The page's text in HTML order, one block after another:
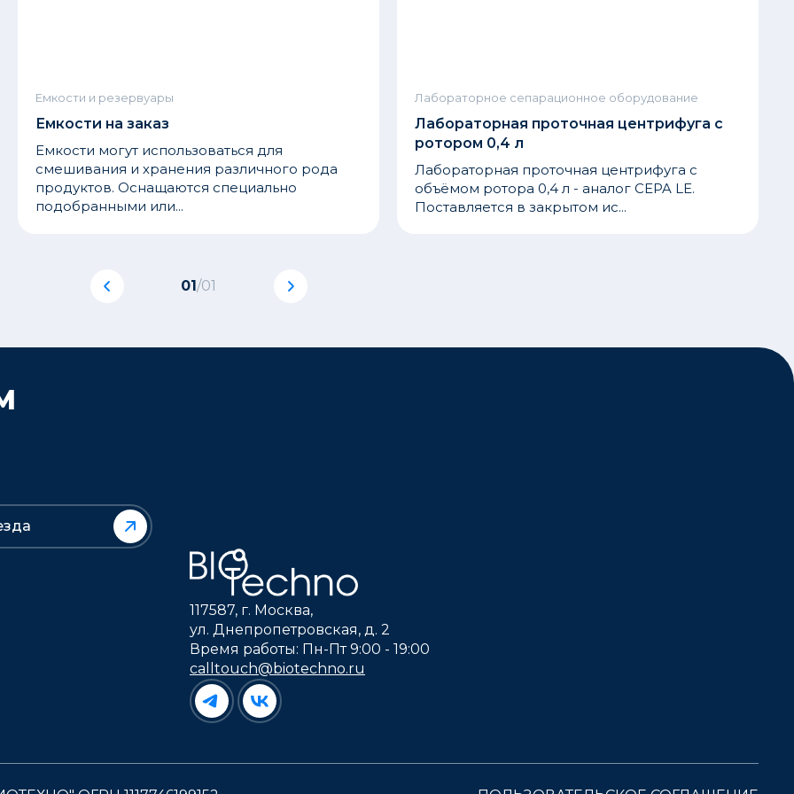
Емкости и резервуары
Емкости на заказ
Емкости могут использоваться для
смешивания и хранения различного рода
продуктов. Оснащаются специально
подобранными или...
Лабораторное сепарационное оборудование
Лабораторная проточная центрифуга с
ротором 0,4 л
Лабораторная проточная центрифуга с
объёмом ротора 0,4 л - аналог CEPA LE.
Поставляется в закрытом ис...
01/01
117587, г. Москва,
ул. Днепропетровская, д. 2
Время работы: Пн-Пт 9:00 - 19:00
calltouch@biotechno.ru